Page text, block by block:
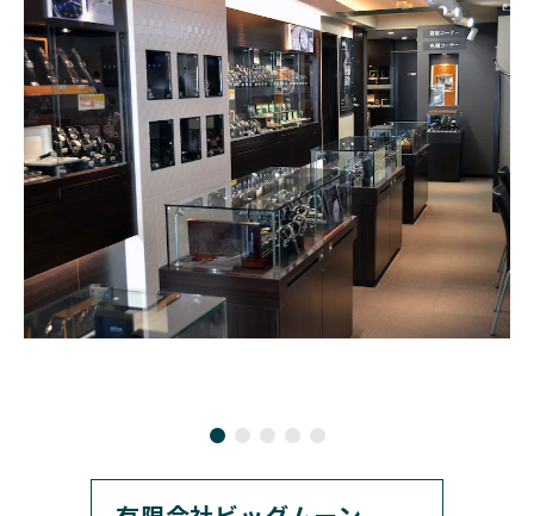
CHOPARD
ショパール
SEIKO
セイコー
GLASHUTTE ORIGINA
L
グラスヒュッテ・オリジ
ナル
CHRONOSWISS
クロノスイス
ALAIN SILBERSTEIN
アラン・シルベスタイン
CITIZEN
シチズン
BLANCPAIN
ブランパン
BOLDR Supply Compan
y
ボルダー・サプライ・カ
ンパニー
BOVET
ボヴェ
BREGUET
ブレゲ
BREITLING
ブライトリング
BRUNO SOHNLE Glash
utte
ブルーノ・ゾンレー・ グ
ラスヒュッテ
BULOVA
ブローバ
BVLGARI
ブルガリ